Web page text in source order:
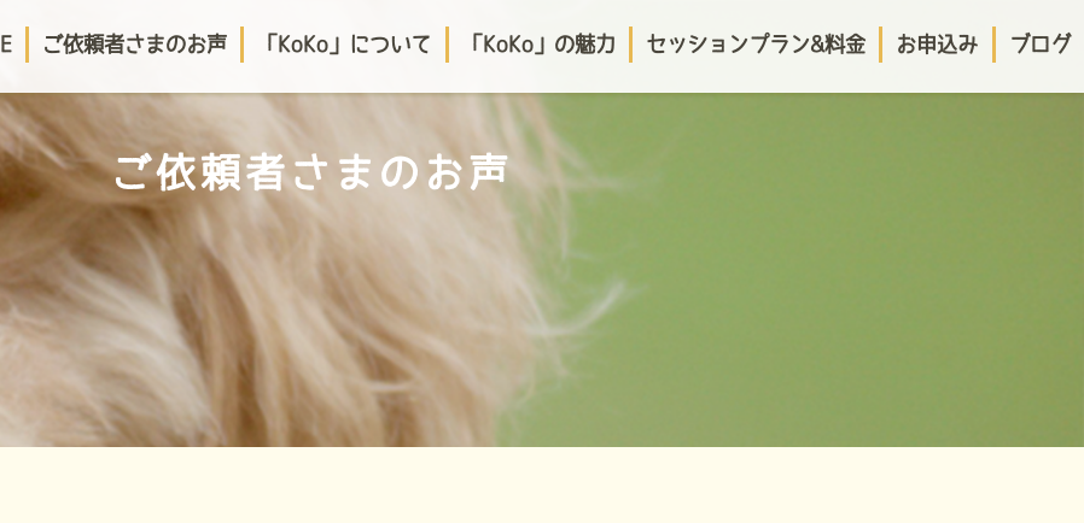
ご依頼者さまのお声 「KoKo」について 「KoKo」の魅力 セッションプラン&料金 お申込み ブログ
ご依頼者さまのお声